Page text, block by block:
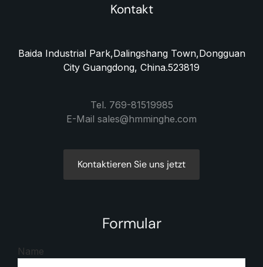
Kontakt
Baida Industrial Park,Dalingshang Town,Dongguan
City Guangdong, China.523819
Tel. 769-81519985
E-Mail sales@hmminghe.com
Kontaktieren Sie uns jetzt
Formular
Name